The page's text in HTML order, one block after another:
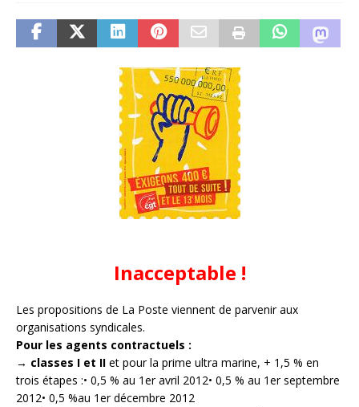
Inacceptable !
Les propositions de La Poste viennent de parvenir aux
organisations syndicales.
Pour les agents contractuels :
→ classes I et II et pour la prime ultra marine, + 1,5 % en
trois étapes :• 0,5 % au 1er avril 2012• 0,5 % au 1er septembre
2012• 0,5 %au 1er décembre 2012